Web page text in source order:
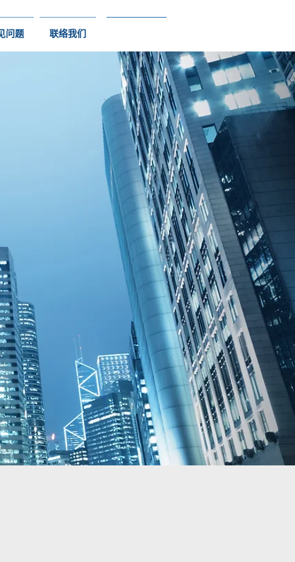
问题 联络我们